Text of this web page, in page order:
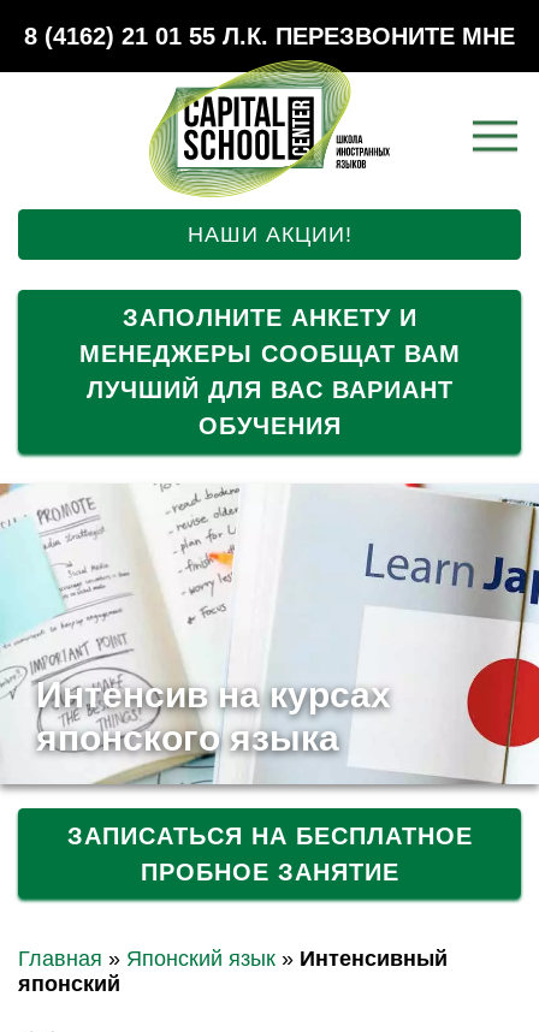
8 (4162) 21 01 55 Л.К. ПЕРЕЗВОНИТЕ МНЕ
НАШИ АКЦИИ!
ЗАПОЛНИТЕ АНКЕТУ И
МЕНЕДЖЕРЫ СООБЩАТ ВАМ
ЛУЧШИЙ ДЛЯ ВАС ВАРИАНТ
ОБУЧЕНИЯ
Интенсив на курсах
японского языка
ЗАПИСАТЬСЯ НА БЕСПЛАТНОЕ
ПРОБНОЕ ЗАНЯТИЕ
Главная » Японский язык » Интенсивный
японский